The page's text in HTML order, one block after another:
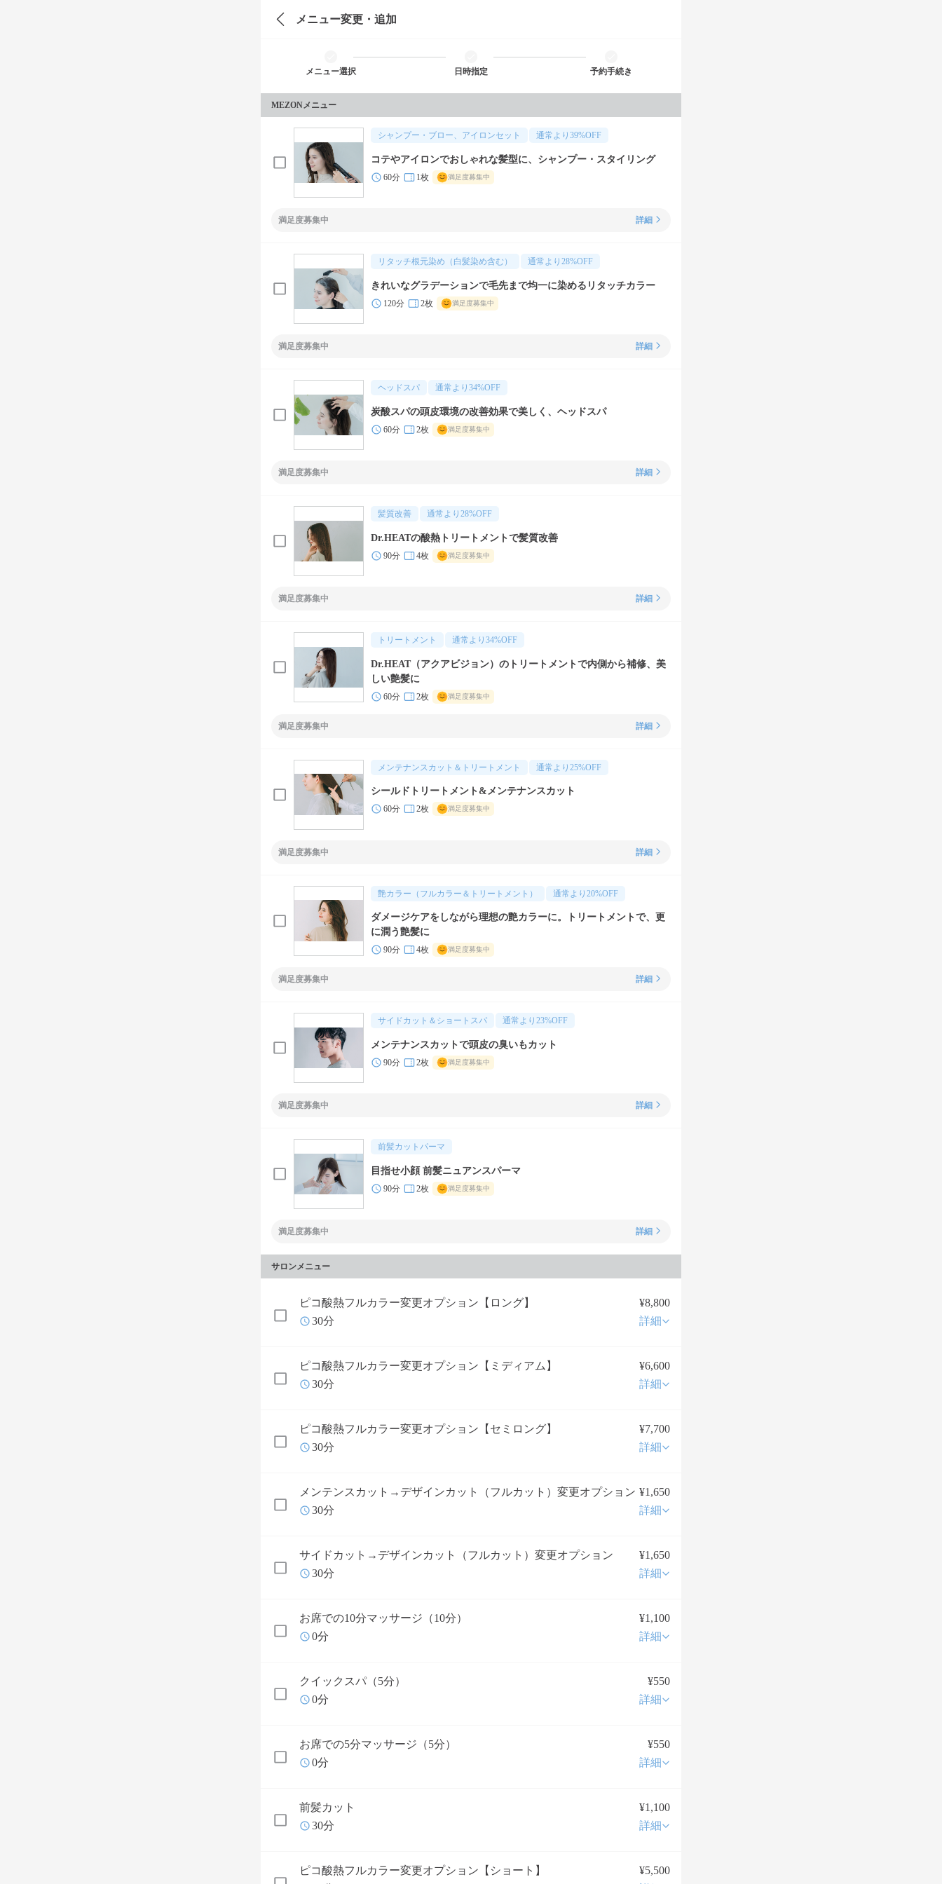
メニュー変更・追加
メニュー選択 日時指定 予約手続き
MEZONメニュー
シャンプー・ブロー、アイロンセット 通常より 39%OFF
コテやアイロンでおしゃれな髪型に、シャンプー・スタイリング
60分 1枚 満足度募集中
満足度募集中 詳細
リタッチ根元染め（白髪染め含む） 通常より 28%OFF
きれいなグラデーションで毛先まで均一に染めるリタッチカラー
120分 2枚 満足度募集中
満足度募集中 詳細
ヘッドスパ 通常より 34%OFF
炭酸スパの頭皮環境の改善効果で美しく、ヘッドスパ
60分 2枚 満足度募集中
満足度募集中 詳細
髪質改善 通常より 28%OFF
Dr.HEATの酸熱トリートメントで髪質改善
90分 4枚 満足度募集中
満足度募集中 詳細
トリートメント 通常より 34%OFF
Dr.HEAT（アクアビジョン）のトリートメントで内側から補修、美
しい艶髪に
60分 2枚 満足度募集中
満足度募集中 詳細
メンテナンスカット＆トリートメント 通常より 25%OFF
シールドトリートメント&メンテナンスカット
60分 2枚 満足度募集中
満足度募集中 詳細
艶カラー（フルカラー＆トリートメント） 通常より 20%OFF
ダメージケアをしながら理想の艶カラーに。トリートメントで、更
に潤う艶髪に
90分 4枚 満足度募集中
満足度募集中 詳細
サイドカット＆ショートスパ 通常より 23%OFF
メンテナンスカットで頭皮の臭いもカット
90分 2枚 満足度募集中
満足度募集中 詳細
前髪カットパーマ
目指せ小顔 前髪ニュアンスパーマ
90分 2枚 満足度募集中
満足度募集中 詳細
サロンメニュー
ピコ酸熱フルカラー変更オプション【ロング】
¥8,800
30分
詳細
ピコ酸熱フルカラー変更オプション【ミディアム】
¥6,600
30分
詳細
ピコ酸熱フルカラー変更オプション【セミロング】
¥7,700
30分
詳細
メンテンスカット→デザインカット（フルカット）変更オプション ¥1,650
30分
詳細
サイドカット→デザインカット（フルカット）変更オプション
¥1,650
30分
詳細
お席での10分マッサージ（10分）
¥1,100
0分
詳細
クイックスパ（5分）
¥550
0分
詳細
お席での5分マッサージ（5分）
¥550
0分
詳細
前髪カット
¥1,100
30分
詳細
ピコ酸熱フルカラー変更オプション【ショート】
¥5,500